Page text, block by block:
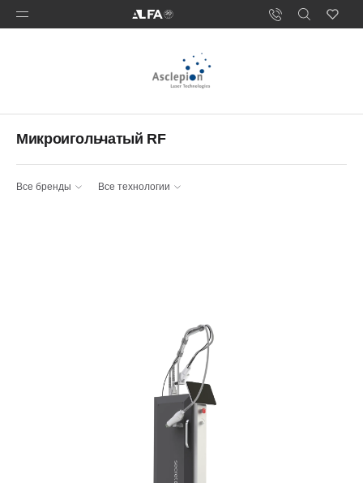
Микроигольчатый RF
Все бренды Все технологии